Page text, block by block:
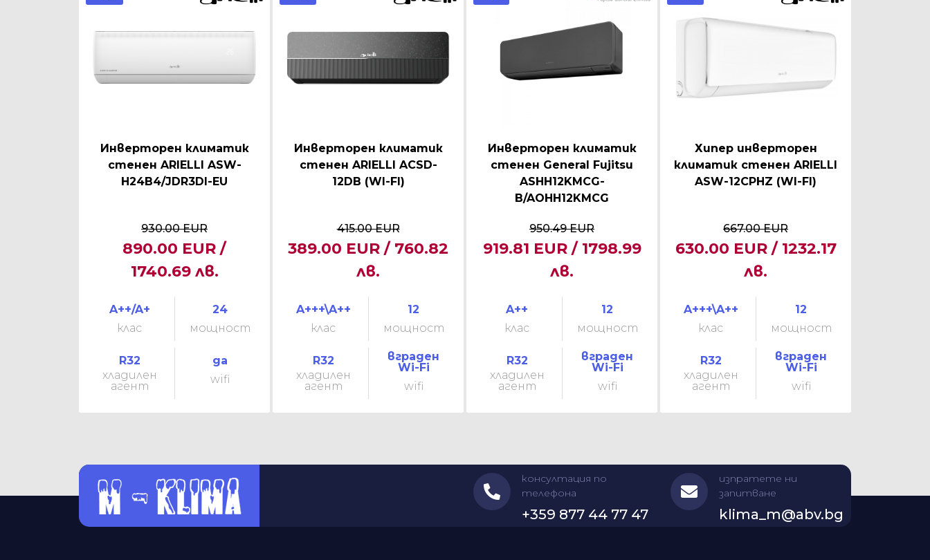
Инверторен климатик
стенен ARIELLI ASW-
H24B4/JDR3DI-EU
930.00 EUR
890.00 EUR /
1740.69 лв.
A++/A+
клас
24
мощност
R32
хладилен
агент
да
wifi
Инверторен климатик
стенен ARIELLI ACSD-
12DB (WI-FI)
415.00 EUR
389.00 EUR / 760.82
лв.
A+++\A++
клас
12
мощност
R32
хладилен
агент
вграден
Wi-Fi
wifi
Инверторен климатик
стенен General Fujitsu
ASHH12KMCG-
B/AOHH12KMCG
950.49 EUR
919.81 EUR / 1798.99
лв.
A++
клас
12
мощност
R32
хладилен
агент
вграден
Wi-Fi
wifi
Хипер инверторен
климатик стенен ARIELLI
ASW-12CPHZ (WI-FI)
667.00 EUR
630.00 EUR / 1232.17
лв.
A+++\A++
клас
12
мощност
R32
хладилен
агент
вграден
Wi-Fi
wifi
консултация по
телефона
+359 877 44 77 47
изпратете ни
запитване
klima_m@abv.bg